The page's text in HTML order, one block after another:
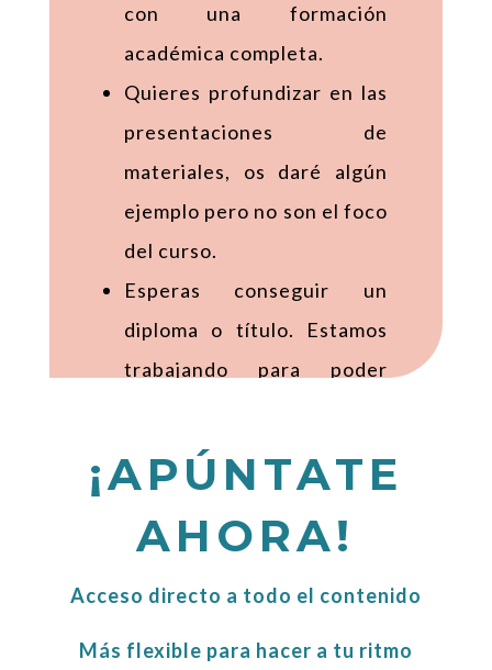
con una formación
académica completa.
Quieres profundizar en las
presentaciones de
materiales, os daré algún
ejemplo pero no son el foco
del curso.
Esperas conseguir un
diploma o título. Estamos
trabajando para poder
aprovechamiento pero aún
no podemos hacerlo.
Quieres profundizar en las
materiales, os daré algún
ejemplo pero no son el foco
¡APÚNTATE
AHORA!
Acceso directo a todo el contenido
Más flexible para hacer a tu ritmo